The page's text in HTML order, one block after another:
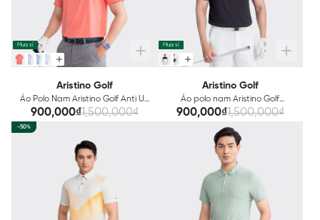
Mua sỉ
Aristino Golf
Áo Polo Nam Aristino Golf Anti UV
Moisture Wicking APSG02S3
900,000₫1,500,000₫
Mua sỉ
Aristino Golf
Áo polo nam Aristino Golf
APSG14AZ
900,000₫1,500,000₫
-50%